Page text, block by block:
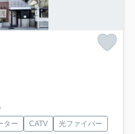
ター CATV
光ファイバー